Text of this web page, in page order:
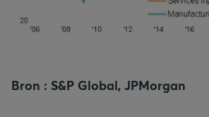
Bron : S&P Global, JPMorgan